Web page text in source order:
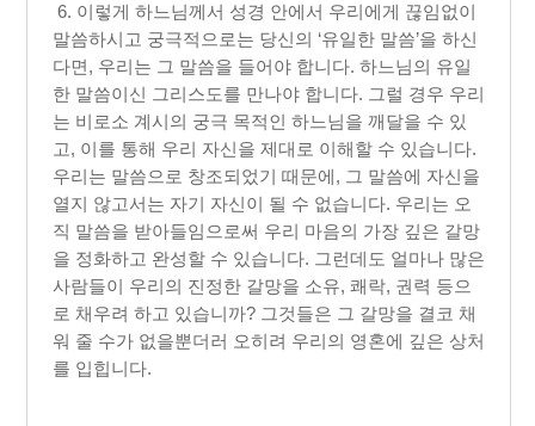
6. 이렇게 하느님께서 성경 안에서 우리에게 끊임없이
말씀하시고 궁극적으로는 당신의 ‘유일한 말씀’을 하신
다면, 우리는 그 말씀을 들어야 합니다. 하느님의 유일
한 말씀이신 그리스도를 만나야 합니다. 그럴 경우 우리
는 비로소 계시의 궁극 목적인 하느님을 깨달을 수 있
고, 이를 통해 우리 자신을 제대로 이해할 수 있습니다.
우리는 말씀으로 창조되었기 때문에, 그 말씀에 자신을
열지 않고서는 자기 자신이 될 수 없습니다. 우리는 오
직 말씀을 받아들임으로써 우리 마음의 가장 깊은 갈망
을 정화하고 완성할 수 있습니다. 그런데도 얼마나 많은
사람들이 우리의 진정한 갈망을 소유, 쾌락, 권력 등으
로 채우려 하고 있습니까? 그것들은 그 갈망을 결코 채
워 줄 수가 없을뿐더러 오히려 우리의 영혼에 깊은 상처
를 입힙니다.